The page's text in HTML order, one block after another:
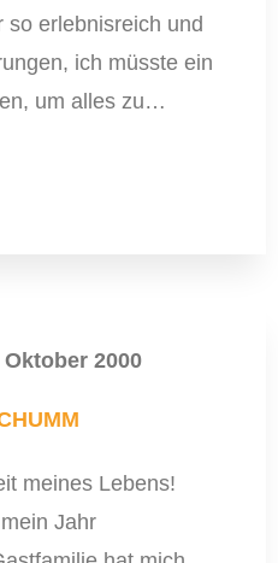
so erlebnisreich und
ich müsste ein
um alles zu…
Oktober 2000
meines Lebens!
Jahr